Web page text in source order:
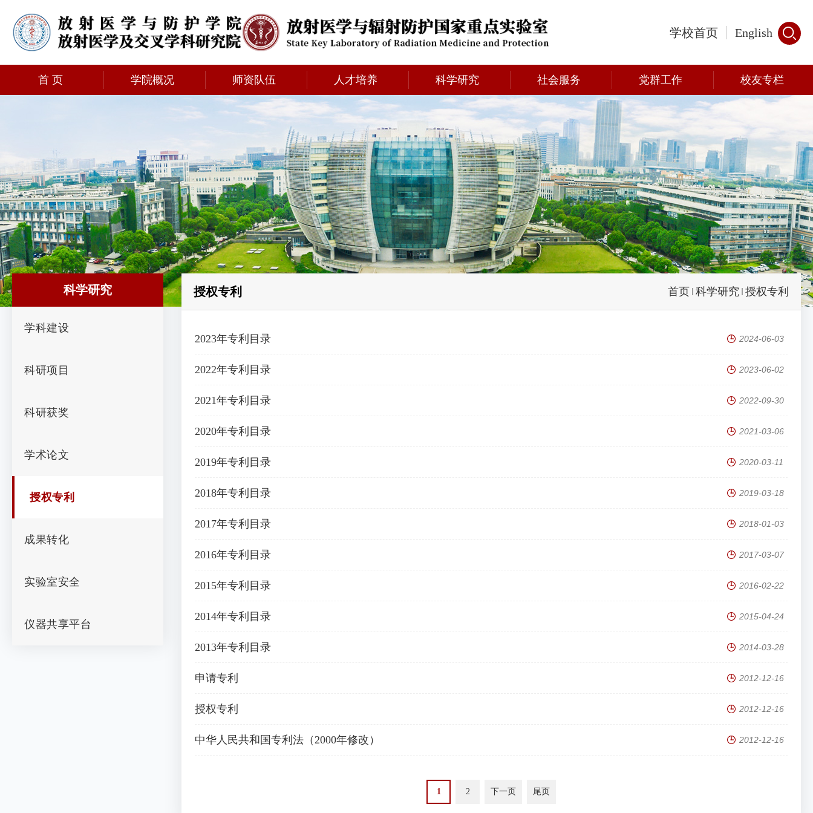
学校首页 English
首 页 学院概况 师资队伍 人才培养 科学研究 社会服务 党群工作 校友专栏
科学研究
学科建设
科研项目
科研获奖
学术论文
授权专利
成果转化
实验室安全
仪器共享平台
首页 科学研究 授权专利
授权专利
2023年专利目录 2024-06-03
2022年专利目录 2023-06-02
2021年专利目录 2022-09-30
2020年专利目录 2021-03-06
2019年专利目录 2020-03-11
2018年专利目录 2019-03-18
2017年专利目录 2018-01-03
2016年专利目录 2017-03-07
2015年专利目录 2016-02-22
2014年专利目录 2015-04-24
2013年专利目录 2014-03-28
申请专利 2012-12-16
授权专利 2012-12-16
中华人民共和国专利法（2000年修改） 2012-12-16
1 2 下一页 尾页